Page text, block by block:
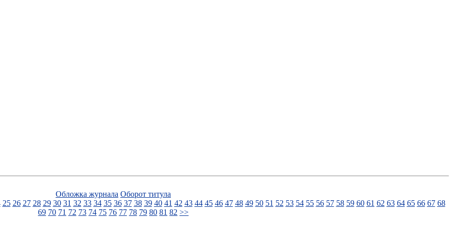
Обложка журнала Оборот титула
25 26 27 28 29 30 31 32 33 34 35 36 37 38 39 40 41 42 43 44 45 46 47 48 49 50 51 52 53 54 55 56 57 58 59 60 61 62 63 64 65 66 67 68
69 70 71 72 73 74 75 76 77 78 79 80 81 82 >>